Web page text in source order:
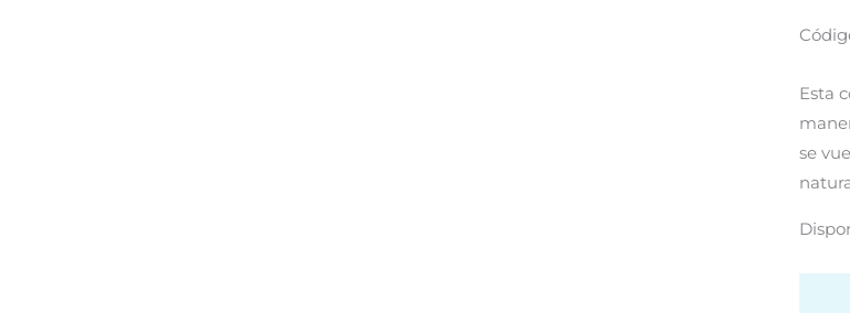
Esta
se